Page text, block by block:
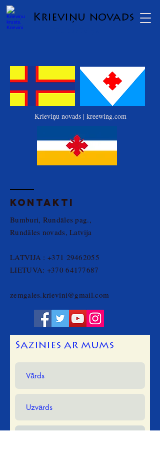
Krieviņu novads
Krieviņu novads | kreewing.com
KONTAKti
Bumburi, Rundāles pag.,
Rundāles novads, Latvija
LATVIJA :+371 29462055
LIETUVA: +370 64177687
zemgales.krievini@gmail.com
Sazinies ar mums